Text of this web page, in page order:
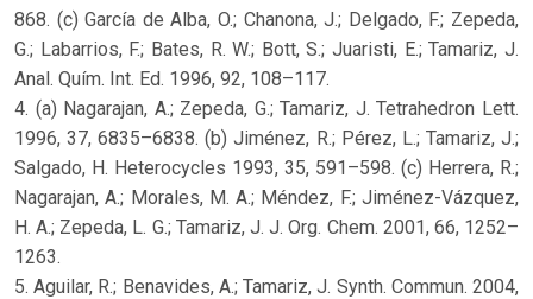
868. (c) García de Alba, O.; Chanona, J.; Delgado, F.; Zepeda,
G.; Labarrios, F.; Bates, R. W.; Bott, S.; Juaristi, E.; Tamariz, J.
Anal. Quím. Int. Ed. 1996, 92, 108–117.
4. (a) Nagarajan, A.; Zepeda, G.; Tamariz, J. Tetrahedron Lett.
1996, 37, 6835–6838. (b) Jiménez, R.; Pérez, L.; Tamariz, J.;
Salgado, H. Heterocycles 1993, 35, 591–598. (c) Herrera, R.;
Nagarajan, A.; Morales, M. A.; Méndez, F.; Jiménez-Vázquez,
H. A.; Zepeda, L. G.; Tamariz, J. J. Org. Chem. 2001, 66, 1252–
1263.
5. Aguilar, R.; Benavides, A.; Tamariz, J. Synth. Commun. 2004,